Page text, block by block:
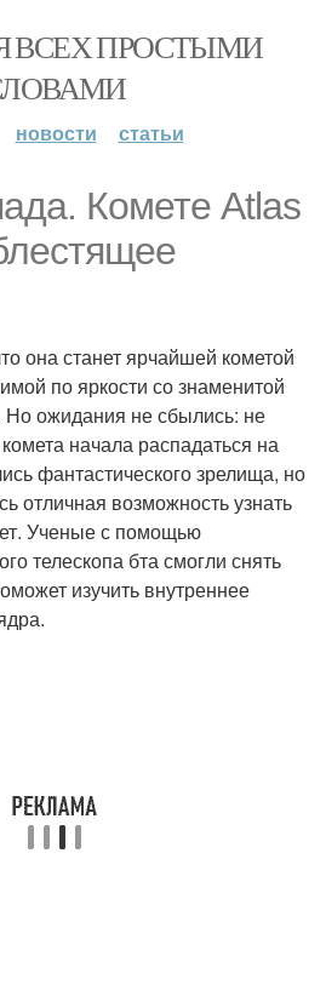
ВСЕХ ПРОСТЫМИ
новости статьи
Комете Atlas
она станет ярчайшей кометой
по яркости со знаменитой
Но ожидания не сбылись: не
начала распадаться на
фантастического зрелища, но
отличная возможность узнать
Ученые с помощью
телескопа бта смогли снять
изучить внутреннее